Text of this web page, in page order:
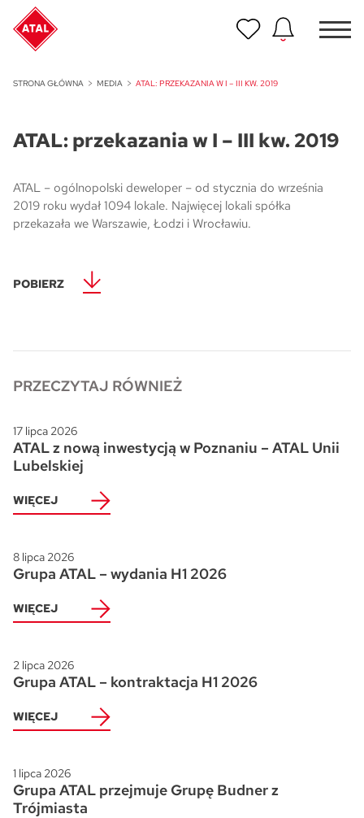
STRONA GŁÓWNA MEDIA ATAL: PRZEKAZANIA W I – III KW. 2019
ATAL: przekazania w I – III kw. 2019
ATAL – ogólnopolski deweloper – od stycznia do września
2019 roku wydał 1094 lokale. Najwięcej lokali spółka
przekazała we Warszawie, Łodzi i Wrocławiu.
POBIERZ
PRZECZYTAJ RÓWNIEŻ
17 lipca 2026
ATAL z nową inwestycją w Poznaniu – ATAL Unii
Lubelskiej
WIĘCEJ
8 lipca 2026
Grupa ATAL – wydania H1 2026
WIĘCEJ
2 lipca 2026
Grupa ATAL – kontraktacja H1 2026
WIĘCEJ
1 lipca 2026
Grupa ATAL przejmuje Grupę Budner z
Trójmiasta
ATAL Unii Lubelskiej w Poznaniu
ATAL Ville przy Białej
NOWOŚĆ
Program Poleceń ATAL
Polecaj i zyskaj nawet 5 000 zł
ATAL Floriana w Szczecinie